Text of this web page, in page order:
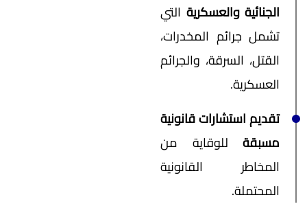
الجنائية والعسكرية التي
تشمل جرائم المخدرات،
القتل، السرقة، والجرائم
العسكرية.
تقديم استشارات قانونية
مسبقة للوقاية من
المخاطر القانونية
المحتملة.